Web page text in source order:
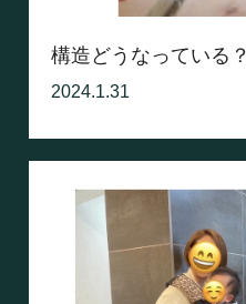
構造どうなっている？
2024.1.31